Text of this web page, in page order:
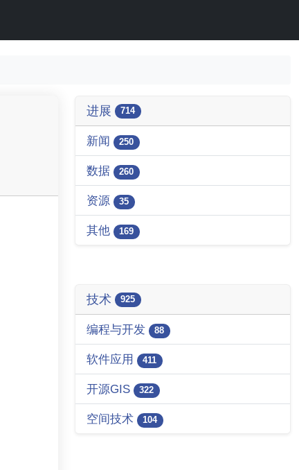
进展 714
新闻 250
数据 260
资源 35
其他 169
技术 925
编程与开发 88
软件应用 411
开源GIS 322
空间技术 104